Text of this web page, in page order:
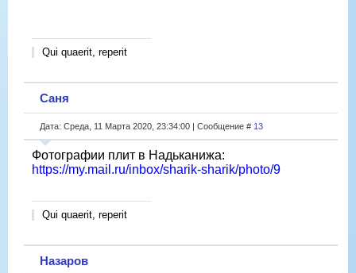
Qui quaerit, reperit
Саня
Дата: Среда, 11 Марта 2020, 23:34:00 | Сообщение # 13
Фотографии плит в Надьканижа:
https://my.mail.ru/inbox/sharik-sharik/photo/9
Qui quaerit, reperit
Назаров